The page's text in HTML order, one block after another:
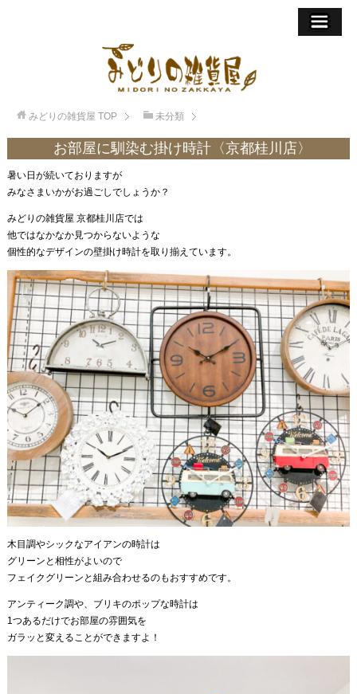
みどりの雑貨屋 TOP 未分類
お部屋に馴染む掛け時計〈京都桂川店〉
暑い日が続いておりますが
みなさまいかがお過ごしでしょうか？
みどりの雑貨屋 京都桂川店では
他ではなかなか見つからないような
個性的なデザインの壁掛け時計を取り揃えています。
木目調やシックなアイアンの時計は
グリーンと相性がよいので
フェイクグリーンと組み合わせるのもおすすめです。
アンティーク調や、ブリキのポップな時計は
1つあるだけでお部屋の雰囲気を
ガラッと変えることができますよ！